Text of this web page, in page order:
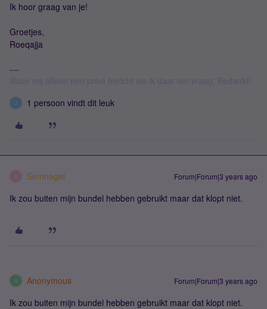
Ik hoor graag van je!
Groetjes,
Roeqajja
J 1 persoon vindt dit leuk
Semnagel Forum|Forum|3 years ago
Ik zou buiten mijn bundel hebben gebruikt maar dat klopt niet.
A Anonymous Forum|Forum|3 years ago
Ik zou buiten mijn bundel hebben gebruikt maar dat klopt niet.